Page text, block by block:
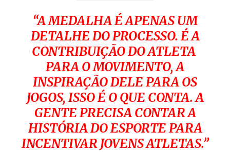
“A MEDALHA É APENAS UM
DETALHE DO PROCESSO. É A
CONTRIBUIÇÃO DO ATLETA
PARA O MOVIMENTO, A
INSPIRAÇÃO DELE PARA OS
JOGOS, ISSO É O QUE CONTA. A
GENTE PRECISA CONTAR A
HISTÓRIA DO ESPORTE PARA
INCENTIVAR JOVENS ATLETAS.”